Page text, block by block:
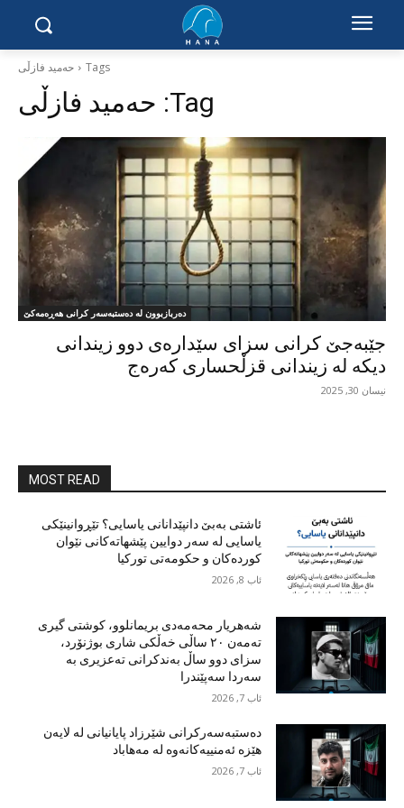
Tags حەمید فازڵی
Tag: حەمید فازڵی
دەربازبوون لە دەستبەسەر کرانی هەڕەمەکێ
جێبەجێ کرانی سزای سێدارەی دوو زیندانی
دیکە لە زیندانی قزڵحساری کەرەج
نیسان 30, 2025
MOST READ
ئاشتی بەبێ دانپێدانانی یاسایی؟ تێڕوانینێکی
یاسایی لە سەر دوایین پێشهاتەکانی نێوان
کوردەکان و حکومەتی تورکیا
ئاب 8, 2026
شەهریار محەمەدی بریمانلوو، کوشتی گیری
تەمەن ٢٠ ساڵی خەڵکی شاری بوژنۆرد،
سزای دوو ساڵ بەندکرانی تەعزیری بە
سەردا سەپێندرا
ئاب 7, 2026
دەستبەسەرکرانی شێرزاد پایانیانی لە لایەن
هێزە ئەمنییەکانەوە لە مەهاباد
ئاب 7, 2026